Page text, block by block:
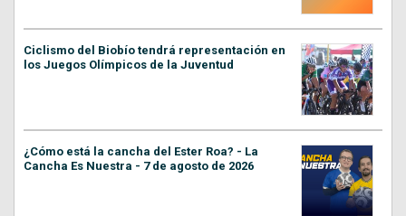
Ciclismo del Biobío tendrá representación en
los Juegos Olímpicos de la Juventud
¿Cómo está la cancha del Ester Roa? - La
Cancha Es Nuestra - 7 de agosto de 2026